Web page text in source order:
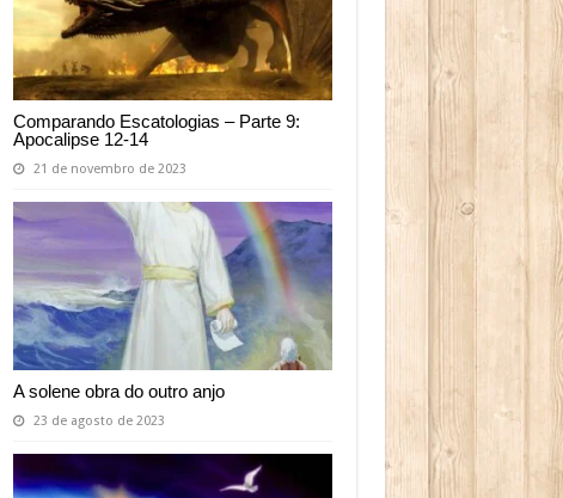
Comparando Escatologias – Parte 9:
Apocalipse 12-14
21 de novembro de 2023
A solene obra do outro anjo
23 de agosto de 2023